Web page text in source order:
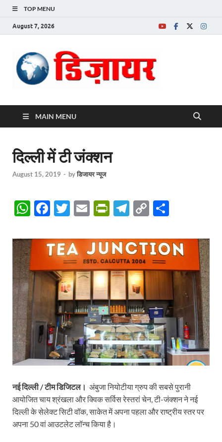
TOP MENU
August 7, 2026
MAIN MENU
दिल्ली में टी जंक्शन
August 15, 2019 - byडिजायर न्यूज
W
at
s
A
p
p
F
e
b
o
o
k
T
itt
er
E
ail
P
nt
Fr
ie
n
dl
y
T
e
gr
a
m
C
p
y
Li
n
k
ar
e
नई दिल्ली / टीम डिजिटल। अंबुजा नियोटीया ग्रुप की सबसे पुरानी
आयोजित चाय श्रंखला और क्विक सर्विस रेस्तरां चेन, टी-जंक्शन ने नई
दिल्ली के सेलेक्ट सिटी वॉक, साकेत में अपना पहला और राष्ट्रीय स्तर पर
अपना 50 वां आउटलेट लॉन्च किया है।